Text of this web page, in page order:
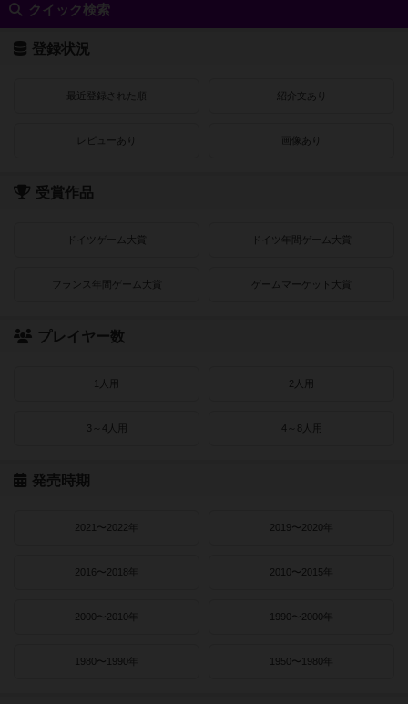
クイック検索
登録状況
最近登録された順 紹介文あり
レビューあり 画像あり
受賞作品
ドイツゲーム大賞 ドイツ年間ゲーム大賞
フランス年間ゲーム大賞 ゲームマーケット大賞
プレイヤー数
1人用 2人用
3～4人用 4～8人用
発売時期
2021〜2022年 2019〜2020年
2016〜2018年 2010〜2015年
2000〜2010年 1990〜2000年
1980〜1990年 1950〜1980年